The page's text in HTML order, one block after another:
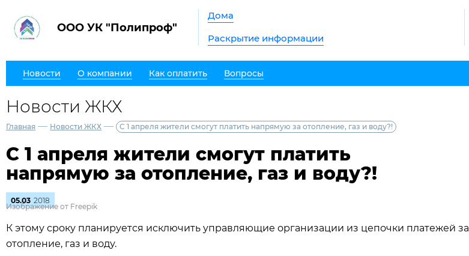
ООО УК "Полипроф"
Дома
Раскрытие информации
Новости О компании Как оплатить Вопросы
Новости ЖКХ
Главная — Новости ЖКХ — С 1 апреля жители смогут платить напрямую за отопление, газ и воду?!
С 1 апреля жители смогут платить
напрямую за отопление, газ и воду?!
05.03 2018
Изображение от Freepik
К этому сроку планируется исключить управляющие организации из цепочки платежей за
отопление, газ и воду.